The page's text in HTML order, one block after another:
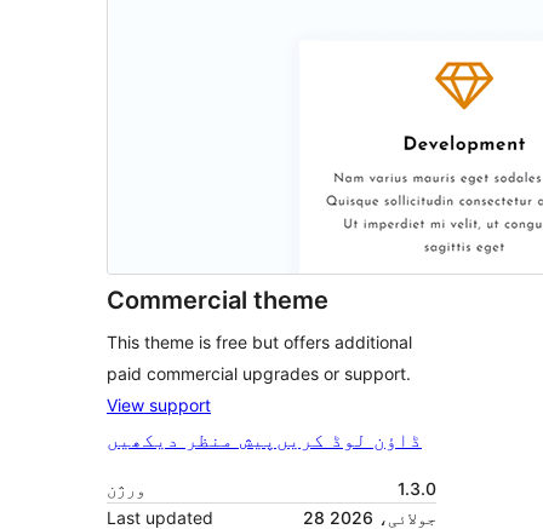
Commercial theme
This theme is free but offers additional
paid commercial upgrades or support.
View support
پیش منظر دیکھیں ڈاؤن لوڈ کریں
ورژن
1.3.0
Last updated
28 جولائی، 2026